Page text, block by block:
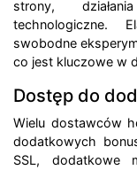
strony,
technologiczne.
swobodne
co jest kluczowe w
Dostęp do
Wielu dostawców
dodatkowych
SSL, dodatkowe